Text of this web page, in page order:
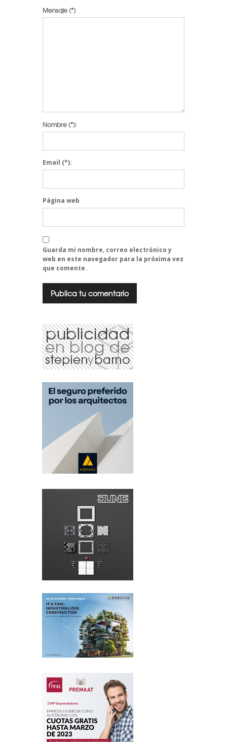
parte, escríbenos a
blog@stepienybarno.es
Mensaje(*)
Nombre(*):
Email (*):
Página web
Guarda mi nombre, correo electrónico y
web en este navegador para la próxima vez
que comente.